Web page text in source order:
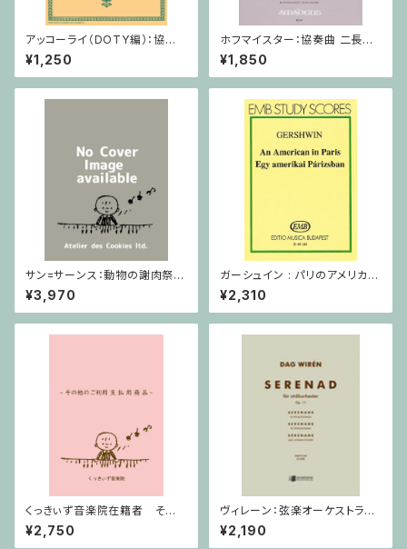
アッコーライ（DOTY編）：協奏
曲第1番 / ヴィオラ・ピアノ
¥1,250
ホフマイスター：協奏曲 二長調
/ ヴィオラ・ピアノ
¥1,850
サン=サーンス：動物の謝肉祭 D
urand / ミニチュアスコア
¥3,970
ガーシュイン : パリのアメリカ人
/ ミニチュアスコア
¥2,310
くっきぃず音楽院在籍者 その
他のご利用支払用商品 おば
けのぼうけん１巻
¥2,750
ヴィレーン：弦楽オーケストラの
ための セレナード Op.11 / ミ
ニチュアスコア
¥2,190